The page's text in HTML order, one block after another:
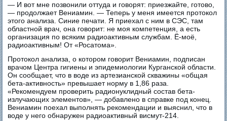
— И вот мне позвонили оттуда и говорят: приезжайте, готово,
— продолжает Вениамин. — Теперь у меня имеется протокол
этого анализа. Синие печати. Я приехал с ним в СЭС, там
областной врач, она говорит: не моя компетенция, а есть
организация по всяким радиоактивным службам. Ё-моё,
радиоактивным! От «Росатома».
Протокол анализа, о котором говорит Вениамин, подписан
врачом Центра гигиены и эпидемиологии Курганской области.
Он сообщает, что в воде из артезианской скважины «общая
бета-активность» превышает норму в 1,86 раза.
«Рекомендуем проверить радионуклидный состав бета-
излучающих элементов», — добавлено в справке под конец.
Вениамин поехал выполнять рекомендации и выяснил, что в
воде у него обнаружен радиоактивный висмут-214.